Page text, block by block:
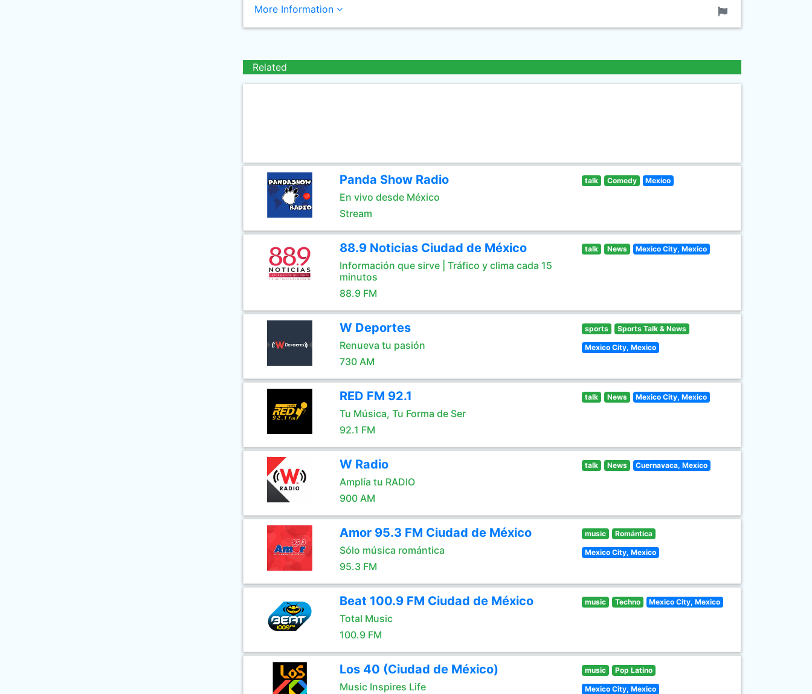
More Information
Related
Panda Show Radio
En vivo desde México
Stream
talk Comedy Mexico
88.9 Noticias Ciudad de México
Información que sirve | Tráfico y clima cada 15
minutos
88.9 FM
talk News Mexico City, Mexico
W Deportes
Renueva tu pasión
730 AM
sports Sports Talk & News
Mexico City, Mexico
RED FM 92.1
Tu Música, Tu Forma de Ser
92.1 FM
talk News Mexico City, Mexico
W Radio
Amplía tu RADIO
900 AM
talk News Cuernavaca, Mexico
Amor 95.3 FM Ciudad de México
Sólo música romántica
95.3 FM
music Romántica
Mexico City, Mexico
Beat 100.9 FM Ciudad de México
Total Music
100.9 FM
music Techno Mexico City, Mexico
Los 40 (Ciudad de México)
Music Inspires Life
music Pop Latino
Mexico City, Mexico